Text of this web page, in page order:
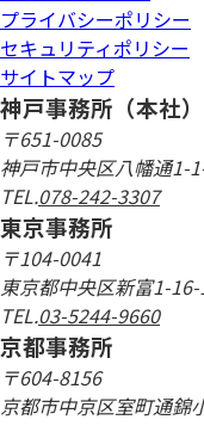
プライバシーポリシー
セキュリティポリシー
サイトマップ
神戸事務所（本社）
〒651-0085
神戸市中央区八幡通1-
TEL.078-242-3307
東京事務所
〒104-0041
東京都中央区新富1-
TEL.03-5244-9660
京都事務所
〒604-8156
京都市中京区室町通錦